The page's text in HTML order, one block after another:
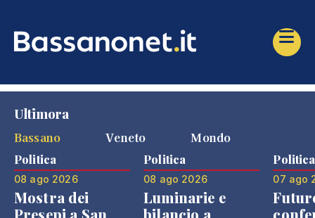
Ultimora
Bassano
Veneto Mondo
Politica
08 ago 2026
Mostra dei
Presepi a San
Politica
08 ago 2026
Luminarie e
bilancio a
Politica
07 ago